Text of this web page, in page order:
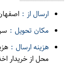
ارسال از :
مکان تحویل :
هزینه ارسال :
محل از خریدار